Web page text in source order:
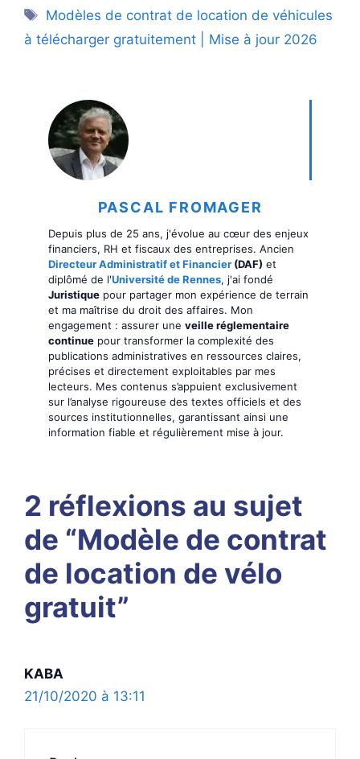
Étiquettes
Modèles de contrat de location de véhicules
à télécharger gratuitement | Mise à jour 2026
PASCAL FROMAGER
Depuis plus de 25 ans, j'évolue au cœur des enjeux
financiers, RH et fiscaux des entreprises. Ancien
Directeur Administratif et Financier (DAF) et
diplômé de l'Université de Rennes, j'ai fondé
Juristique pour partager mon expérience de terrain
et ma maîtrise du droit des affaires. Mon
engagement : assurer une veille réglementaire
continue pour transformer la complexité des
publications administratives en ressources claires,
précises et directement exploitables par mes
lecteurs. Mes contenus s’appuient exclusivement
sur l’analyse rigoureuse des textes officiels et des
sources institutionnelles, garantissant ainsi une
information fiable et régulièrement mise à jour.
2 réflexions au sujet
de “Modèle de contrat
de location de vélo
gratuit”
KABA
21/10/2020 à 13:11